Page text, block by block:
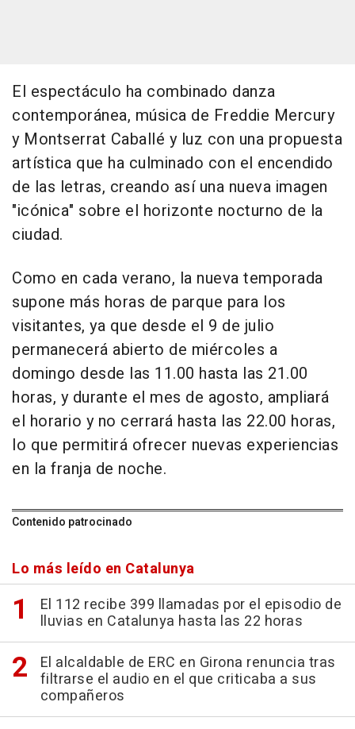
El espectáculo ha combinado danza
contemporánea, música de Freddie Mercury
y Montserrat Caballé y luz con una propuesta
artística que ha culminado con el encendido
de las letras, creando así una nueva imagen
"icónica" sobre el horizonte nocturno de la
ciudad.
Como en cada verano, la nueva temporada
supone más horas de parque para los
visitantes, ya que desde el 9 de julio
permanecerá abierto de miércoles a
domingo desde las 11.00 hasta las 21.00
horas, y durante el mes de agosto, ampliará
el horario y no cerrará hasta las 22.00 horas,
lo que permitirá ofrecer nuevas experiencias
en la franja de noche.
Contenido patrocinado
Lo más leído en Catalunya
El 112 recibe 399 llamadas por el episodio de
lluvias en Catalunya hasta las 22 horas
El alcaldable de ERC en Girona renuncia tras
filtrarse el audio en el que criticaba a sus
compañeros